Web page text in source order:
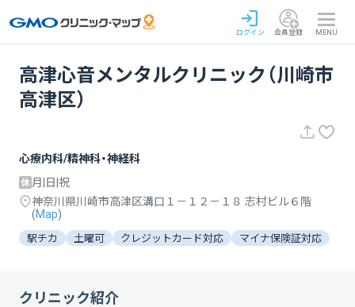
ログイン 会員登録 MENU
高津心音メンタルクリニック（川崎市
高津区）
心療内科/精神科・神経科
月|日|祝
神奈川県川崎市高津区溝口１－１２－１８ 志村ビル６階
(Map)
駅チカ 土曜可 クレジットカード対応 マイナ保険証対応
クリニック紹介